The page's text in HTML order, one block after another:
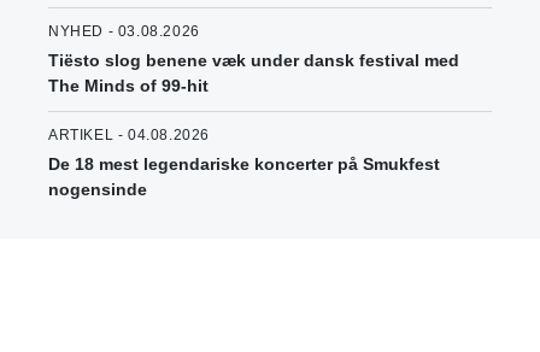
NYHED - 03.08.2026
Tiësto slog benene væk under dansk festival med
The Minds of 99-hit
ARTIKEL - 04.08.2026
De 18 mest legendariske koncerter på Smukfest
nogensinde